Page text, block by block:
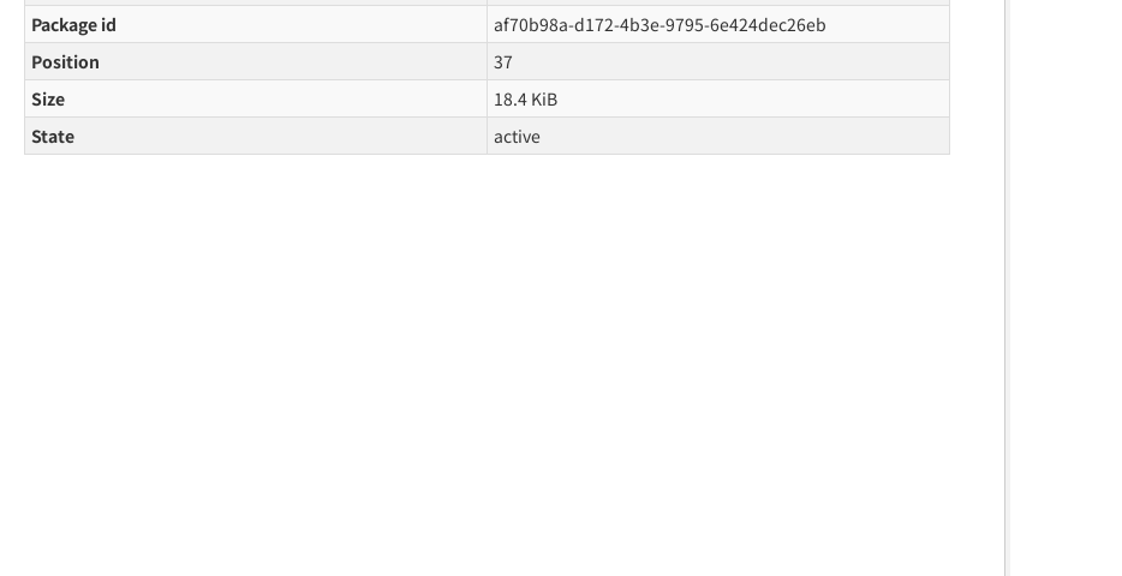
Package id
af70b98a-d172-4b3e-9795-6e424dec26eb
Position
37
Size
18.4 KiB
State
active